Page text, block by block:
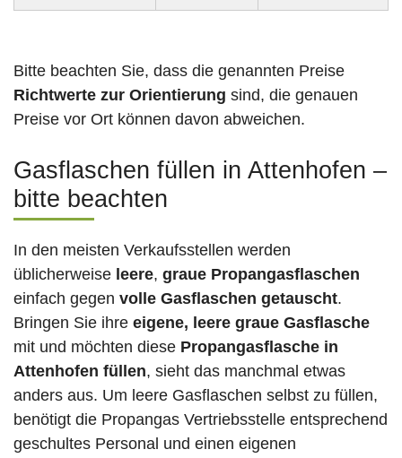
Bitte beachten Sie, dass die genannten Preise
Richtwerte zur Orientierung sind, die genauen
Preise vor Ort können davon abweichen.
Gasflaschen füllen in Attenhofen –
bitte beachten
In den meisten Verkaufsstellen werden
üblicherweise leere, graue Propangasflaschen
einfach gegen volle Gasflaschen getauscht.
Bringen Sie ihre eigene, leere graue Gasflasche
mit und möchten diese Propangasflasche in
Attenhofen füllen, sieht das manchmal etwas
anders aus. Um leere Gasflaschen selbst zu füllen,
benötigt die Propangas Vertriebsstelle entsprechend
geschultes Personal und einen eigenen